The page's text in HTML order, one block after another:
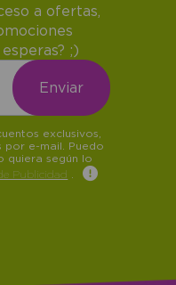
a ofertas,
;)
exclusivos,
por e-mail. Puedo
quiera según lo
Publicidad